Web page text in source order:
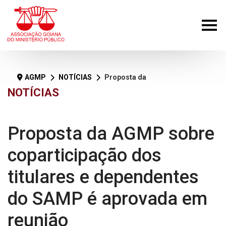
NOTÍCIAS
AGMP NOTÍCIAS Proposta da AGMP sobre coparticipação dos titulares e dependentes do SAMP é aprovada em reunião
Proposta da AGMP sobre
coparticipação dos
titulares e dependentes
do SAMP é aprovada em
reunião